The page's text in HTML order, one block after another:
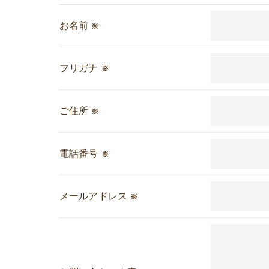
＜個人情報の委託について＞
当社では、利用目的の達成に必要な範囲に
＜個人情報の安全管理＞
＜個人情報を与えなかった場合に生じる結果＞
必要な情報を頂けない場合は、それに対応
ご本人である事を確認のうえ、対応させて頂
お名前 ※
フリガナ ※
ご住所 ※
電話番号 ※
メールアドレス ※